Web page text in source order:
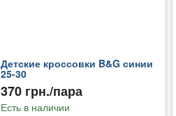
Детские кроссовки B&G синии
25-30
370 грн./пара
Есть в наличии